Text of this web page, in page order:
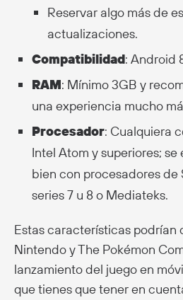
Reservar algo más de
actualizaciones.
Compatibilidad: Android
RAM: Mínimo 3GB y
una experiencia mucho
Procesador: Cualquiera
Intel Atom y superiores;
bien con procesadores de
series 7 u 8 o Mediateks.
Estas características podrían
Nintendo y The Pokémon
lanzamiento del juego en
que tienes que tener en